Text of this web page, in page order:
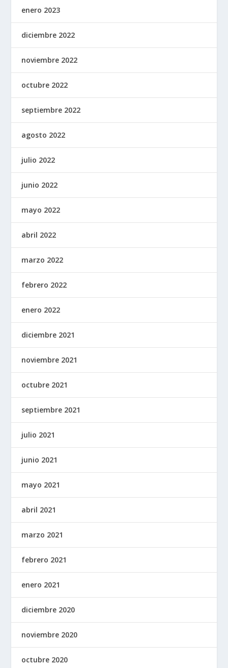
enero 2023
diciembre 2022
noviembre 2022
octubre 2022
septiembre 2022
agosto 2022
julio 2022
junio 2022
mayo 2022
abril 2022
marzo 2022
febrero 2022
enero 2022
diciembre 2021
noviembre 2021
octubre 2021
septiembre 2021
julio 2021
junio 2021
mayo 2021
abril 2021
marzo 2021
febrero 2021
enero 2021
diciembre 2020
noviembre 2020
octubre 2020